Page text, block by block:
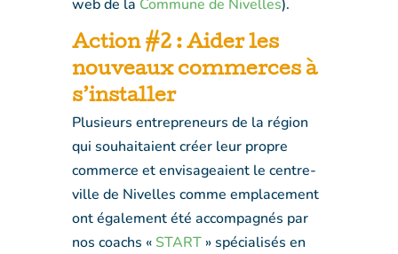
web de la Commune de Nivelles).
Action #2 : Aider les
nouveaux commerces à
s’installer
Plusieurs entrepreneurs de la région
qui souhaitaient créer leur propre
commerce et envisageaient le centre-
ville de Nivelles comme emplacement
ont également été accompagnés par
nos coachs « START» spécialisés en